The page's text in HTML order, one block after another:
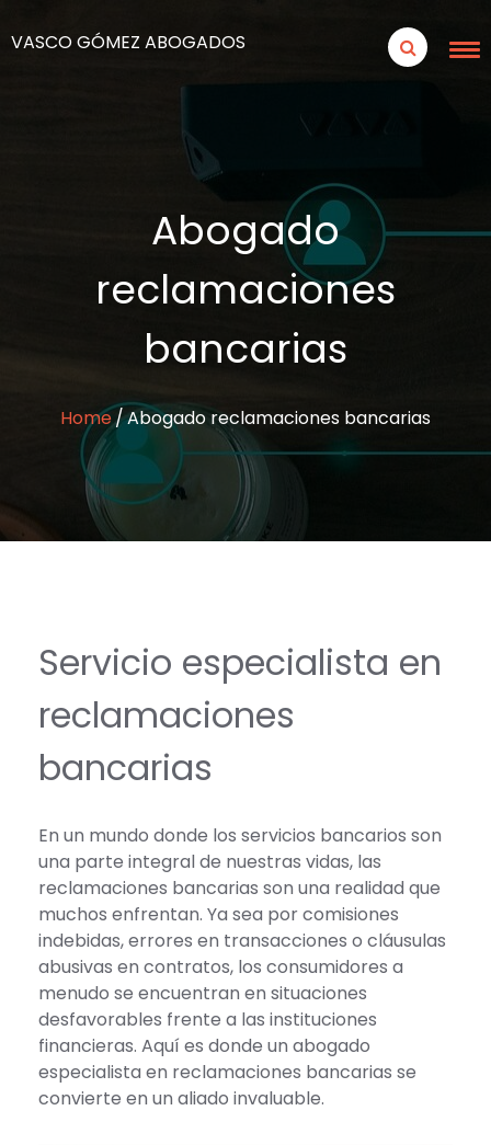
VASCO GÓMEZ ABOGADOS
Abogado
reclamaciones
bancarias
Home Abogado reclamaciones bancarias
Servicio especialista en
reclamaciones
bancarias
En un mundo donde los servicios bancarios son
una parte integral de nuestras vidas, las
reclamaciones bancarias son una realidad que
muchos enfrentan. Ya sea por comisiones
indebidas, errores en transacciones o cláusulas
abusivas en contratos, los consumidores a
menudo se encuentran en situaciones
desfavorables frente a las instituciones
financieras. Aquí es donde un abogado
especialista en reclamaciones bancarias se
convierte en un aliado invaluable.